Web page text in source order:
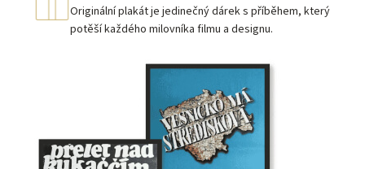
Originální plakát je jedinečný dárek s příběhem, který
potěší každého milovníka filmu a designu.